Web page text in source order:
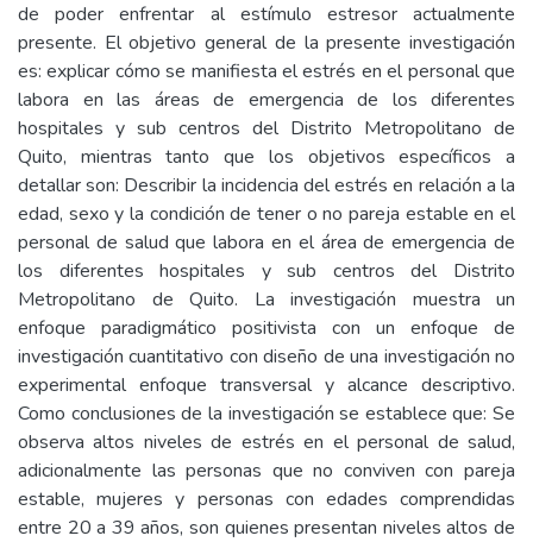
de poder enfrentar al estímulo estresor actualmente
presente. El objetivo general de la presente investigación
es: explicar cómo se manifiesta el estrés en el personal que
labora en las áreas de emergencia de los diferentes
hospitales y sub centros del Distrito Metropolitano de
Quito, mientras tanto que los objetivos específicos a
detallar son: Describir la incidencia del estrés en relación a la
edad, sexo y la condición de tener o no pareja estable en el
personal de salud que labora en el área de emergencia de
los diferentes hospitales y sub centros del Distrito
Metropolitano de Quito. La investigación muestra un
enfoque paradigmático positivista con un enfoque de
investigación cuantitativo con diseño de una investigación no
experimental enfoque transversal y alcance descriptivo.
Como conclusiones de la investigación se establece que: Se
observa altos niveles de estrés en el personal de salud,
adicionalmente las personas que no conviven con pareja
estable, mujeres y personas con edades comprendidas
entre 20 a 39 años, son quienes presentan niveles altos de